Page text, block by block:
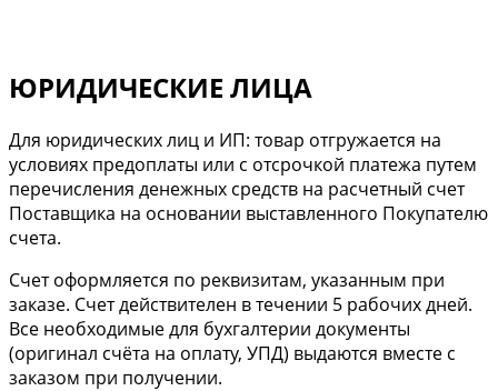
ЮРИДИЧЕСКИЕ ЛИЦА
Для юридических лиц и ИП: товар отгружается на
условиях предоплаты или с отсрочкой платежа путем
перечисления денежных средств на расчетный счет
Поставщика на основании выставленного Покупателю
счета.
Cчет оформляется по реквизитам, указанным при
заказе. Счет действителен в течении 5 рабочих дней.
Все необходимые для бухгалтерии документы
(оригинал счёта на оплату, УПД) выдаются вместе с
заказом при получении.